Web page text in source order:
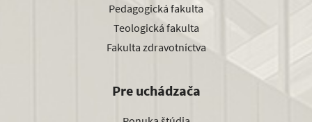
Pedagogická fakulta
Teologická fakulta
Fakulta zdravotníctva
Pre uchádzača